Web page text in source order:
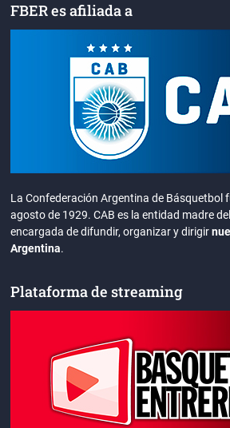
FBER es afiliada a
La Confederación Argentina de Básquetbol
agosto de 1929. CAB es la entidad madre
encargada de difundir, organizar y dirigir
Argentina.
Plataforma de streaming